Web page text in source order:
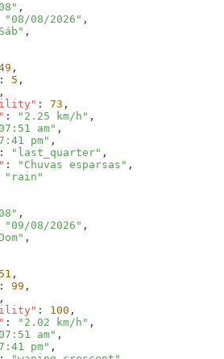
"08/08/2026"
: 5
: 73
: "2.25 km/h"
am"
pm"
: "last_quarter"
: "Chuvas esparsas"
"09/08/2026"
51
: 99
: 100
: "2.02 km/h"
am"
pm"